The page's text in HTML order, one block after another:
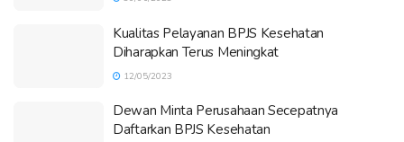
Kualitas Pelayanan BPJS Kesehatan
Diharapkan Terus Meningkat
12/05/2023
Dewan Minta Perusahaan Secepatnya
Daftarkan BPJS Kesehatan